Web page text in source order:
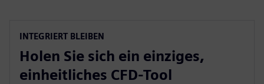
INTEGRIERT BLEIBEN
Holen Sie sich ein einziges,
einheitliches CFD-Tool